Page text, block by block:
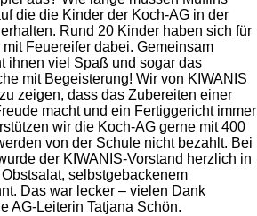
die die Kinder der Koch-AG in der
Rund 20 Kinder haben sich für
Feuereifer dabei. Gemeinsam
ihnen viel Spaß und sogar das
mit Begeisterung! Wir von KIWANIS
zeigen, dass das Zubereiten einer
macht und ein Fertiggericht immer
wir die Koch-AG gerne mit 400
von der Schule nicht bezahlt. Bei
der KIWANIS-Vorstand herzlich in
selbstgebackenem
Das war lecker – vielen Dank
AG-Leiterin Tatjana Schön.